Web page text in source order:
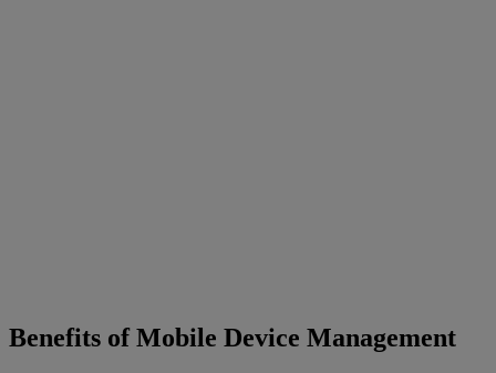
Benefits of Mobile Device Management